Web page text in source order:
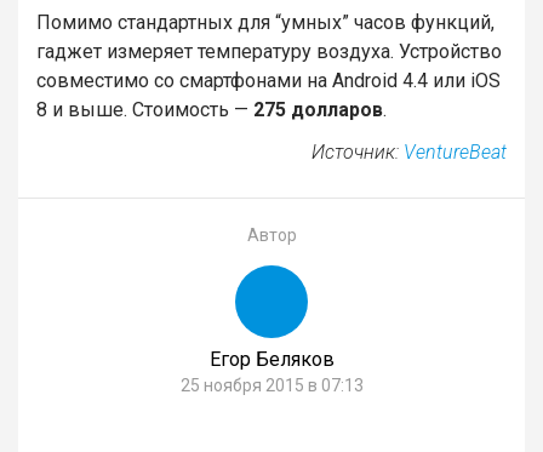
Помимо стандартных для “умных” часов функций,
гаджет измеряет температуру воздуха. Устройство
совместимо со смартфонами на Android 4.4 или iOS
8 и выше. Стоимость — 275 долларов.
Источник: VentureBeat
Автор
Егор Беляков
25 ноября 2015 в 07:13